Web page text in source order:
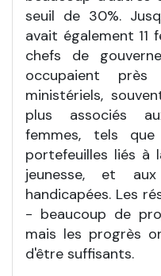
seuil de 30%.
avait également 11
chefs de
occupaient
ministériels,
plus associés
femmes, tels
portefeuilles liés à
jeunesse, et
handicapées. Les
- beaucoup de
mais les progrès
d'être suffisants.